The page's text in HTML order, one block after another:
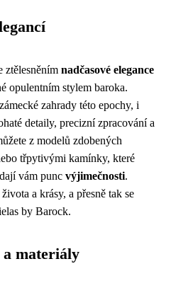
ztělesněním nadčasové elegance
opulentním stylem baroka.
zahrady této epochy, i
detaily, precizní zpracování a
z modelů zdobených
třpytivými kamínky, které
vám punc výjimečnosti.
a krásy, a přesně tak se
by Barock.
materiály